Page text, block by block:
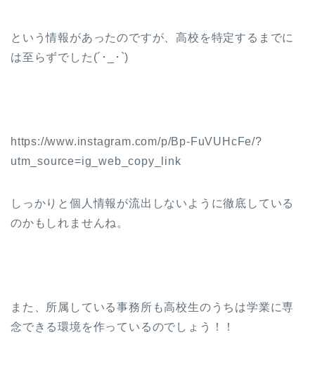
という情報があったのですが、高校を特定するまでに
は至らずでした(´･_･`)
https://www.instagram.com/p/Bp-FuVUHcFe/?
utm_source=ig_web_copy_link
しっかりと個人情報が流出しないように徹底している
のかもしれませんね。
また、所属している事務所も高校生のうちは学業に専
念できる環境を作っているのでしょう！！